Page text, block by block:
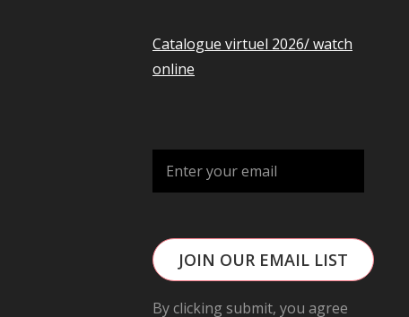
Catalogue virtuel 2026/ watch
online
JOIN OUR EMAIL LIST
By clicking submit, you agree